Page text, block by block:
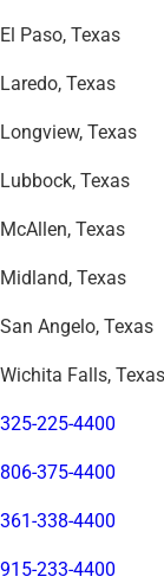
El Paso, Texas
Laredo, Texas
Longview, Texas
Lubbock, Texas
McAllen, Texas
Midland, Texas
San Angelo, Texas
Wichita Falls, Texas
325-225-4400
806-375-4400
361-338-4400
915-233-4400